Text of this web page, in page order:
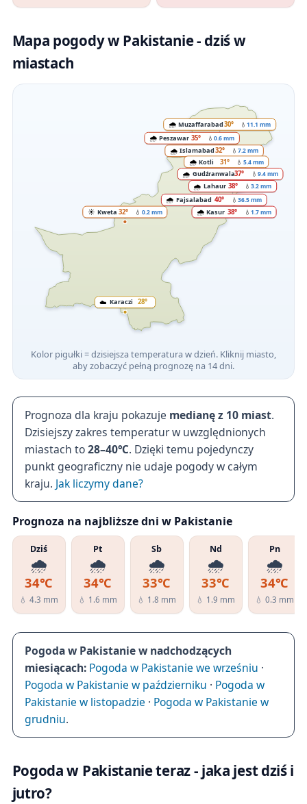
Mapa pogody w Pakistanie - dziś w
miastach
🌧️ Islamabad32° 💧 7.2 mm
☁️ Karaczi 28°
🌧️ Kasur 38° 💧 1.7 mm
🌧️ Gudźranwala37° 💧 9.4 mm
☀️ Kweta 32° 💧 0.2 mm
🌧️ Kotli 31° 💧 5.4 mm
🌧️ Muzaffarabad30° 💧 11.1 mm
🌧️ Fajsalabad 40° 💧 36.5 mm
🌧️ Peszawar 35° 💧 0.6 mm
🌧️ Lahaur 38° 💧 3.2 mm
Kolor pigułki = dzisiejsza temperatura w dzień. Kliknij miasto,
aby zobaczyć pełną prognozę na 14 dni.
Prognoza dla kraju pokazuje medianę z 10 miast.
Dzisiejszy zakres temperatur w uwzględnionych
miastach to28–40℃. Dzięki temu pojedynczy
punkt geograficzny nie udaje pogody w całym
kraju. Jak liczymy dane?
Prognoza na najbliższe dni w Pakistanie
Dziś
🌧️
34℃
💧 4.3 mm
Pt
🌧️
34℃
💧 1.6 mm
Sb
🌧️
33℃
💧 1.8 mm
Nd
🌧️
33℃
💧 1.9 mm
Pn
🌧️
34℃
💧 0.3 mm
Pogoda w Pakistanie w nadchodzących
miesiącach: Pogoda w Pakistanie we wrześniu ·
Pogoda w Pakistanie w październiku · Pogoda w
Pakistanie w listopadzie · Pogoda w Pakistanie w
grudniu.
Pogoda w Pakistanie teraz - jaka jest dziś i
jutro?